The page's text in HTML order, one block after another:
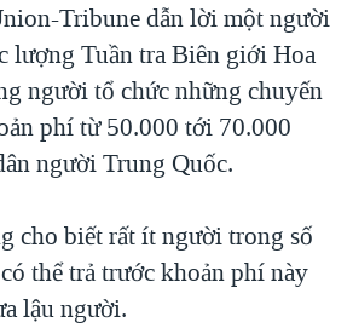
Tribune dẫn lời một người
lượng Tuần tra Biên giới Hoa
người tổ chức những chuyến
phí từ 50.000 tới 70.000
người Trung Quốc.
cho biết rất ít người trong số
thể trả trước khoản phí này
lậu người.